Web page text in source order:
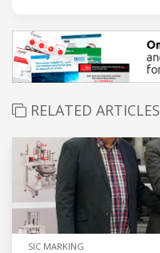
RELATED ARTICLES
SIC MARKING